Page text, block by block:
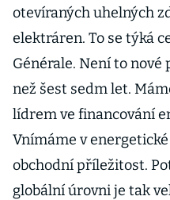
otevíraných uhelných
elektráren. To se týká
Générale. Není to
než šest sedm let.
lídrem ve financování
Vnímáme v
obchodní příležitost.
globální úrovni je tak